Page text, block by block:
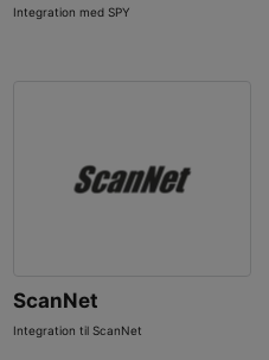
Integration med SPY
ScanNet
Integration til ScanNet